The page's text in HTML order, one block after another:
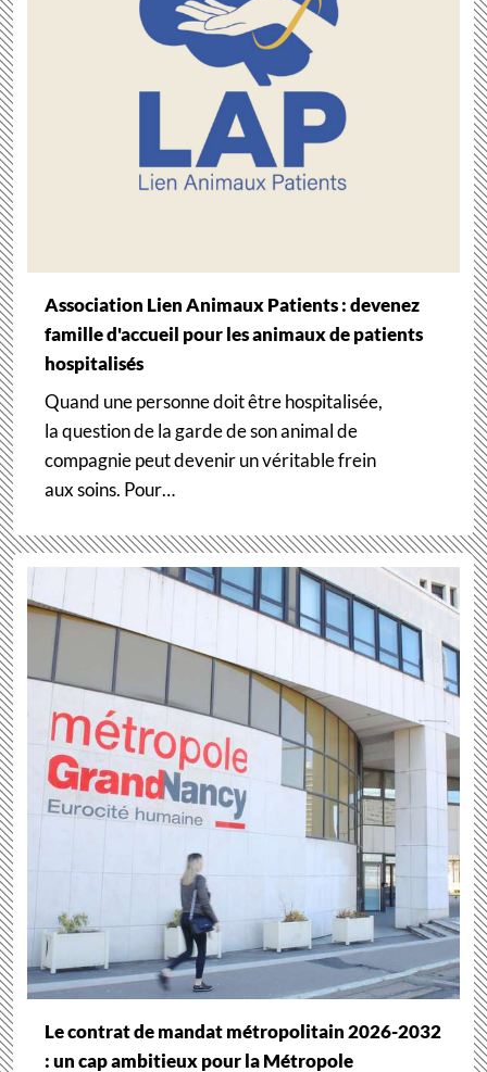
Association Lien Animaux Patients : devenez
famille d'accueil pour les animaux de patients
hospitalisés
Quand une personne doit être hospitalisée,
la question de la garde de son animal de
compagnie peut devenir un véritable frein
aux soins. Pour…
Le contrat de mandat métropolitain 2026-2032
: un cap ambitieux pour la Métropole